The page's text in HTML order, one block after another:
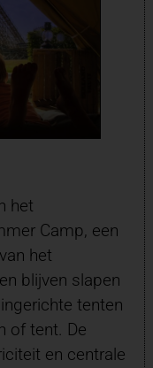
het
Camp, een
het
blijven slapen
tenten
of tent. De
en centrale